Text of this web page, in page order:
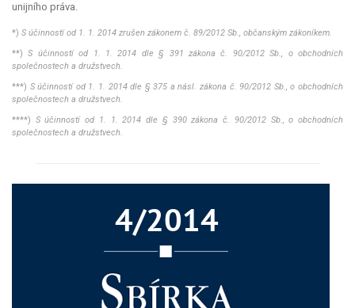
unijního práva.
*) S účinností od 1. 1. 2014 zrušen zákonem č. 89/2012 Sb., občanským zákoníkem.
**)S účinností od 1. 1. 2014 dle § 391 zákona č. 90/2012 Sb., o obchodních
společnostech a družstvech.
***) S účinností od 1. 1. 2014 dle § 375 a násl. zákona č. 90/2012 Sb., o obchodních
společnostech a družstvech.
****) S účinností od 1. 1. 2014 dle § 390 zákona č. 90/2012 Sb., o obchodních
společnostech a družstvech.